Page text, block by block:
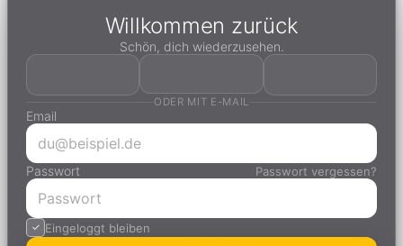
Willkommen zurück
Schön, dich wiederzusehen.
ODER MIT E-MAIL
Email
Passwort Passwort vergessen?
Eingeloggt bleiben